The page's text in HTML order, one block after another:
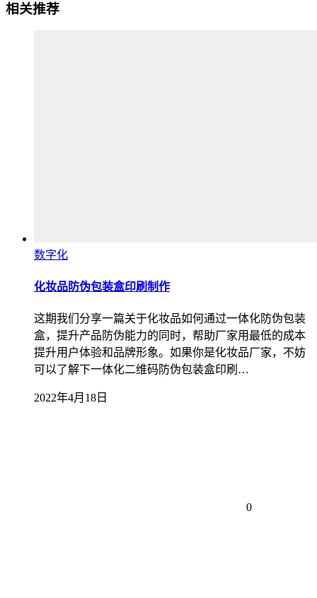
相关推荐
数字化
化妆品防伪包装盒印刷制作
这期我们分享一篇关于化妆品如何通过一体化防伪包装
盒，提升产品防伪能力的同时，帮助厂家用最低的成本
提升用户体验和品牌形象。如果你是化妆品厂家，不妨
可以了解下一体化二维码防伪包装盒印刷…
2022年4月18日
0